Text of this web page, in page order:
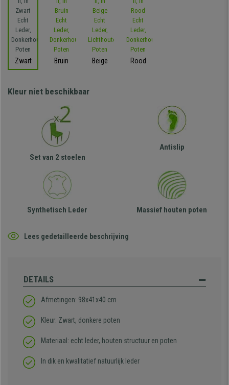
Zwart Bruin Beige Rood
Kleur niet beschikbaar
Set van 2 stoelen
Antislip
Synthetisch Leder Massief houten poten
Lees gedetailleerde beschrijving
DETAILS
Afmetingen: 98x41x40 cm
Kleur: Zwart, donkere poten
Materiaal: echt leder, houten structuur en poten
In dik en kwalitatief natuurlijk leder